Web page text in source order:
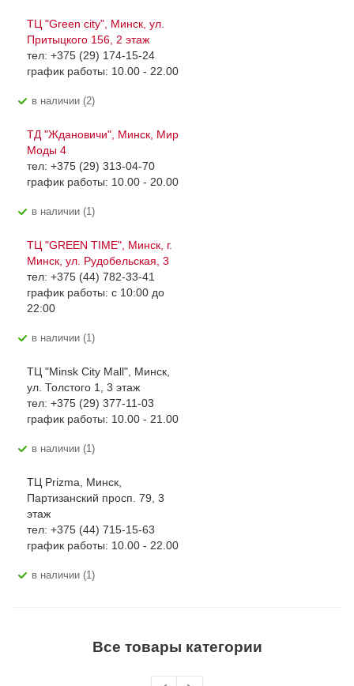
ТЦ "Green city", Минск, ул.
Притыцкого 156, 2 этаж
тел: +375 (29) 174-15-24
график работы: 10.00 - 22.00
В наличии (2)
ТД "Ждановичи", Минск, Мир
Моды 4
тел: +375 (29) 313-04-70
график работы: 10.00 - 20.00
В наличии (1)
ТЦ "GREEN TIME", Минск, г.
Минск, ул. Рудобельская, 3
тел: +375 (44) 782-33-41
график работы: с 10:00 до
22:00
В наличии (1)
ТЦ "Minsk City Mall", Минск,
ул. Толстого 1, 3 этаж
тел: +375 (29) 377-11-03
график работы: 10.00 - 21.00
В наличии (1)
ТЦ Prizma, Минск,
Партизанский просп. 79, 3
этаж
тел: +375 (44) 715-15-63
график работы: 10.00 - 22.00
В наличии (1)
Все товары категории